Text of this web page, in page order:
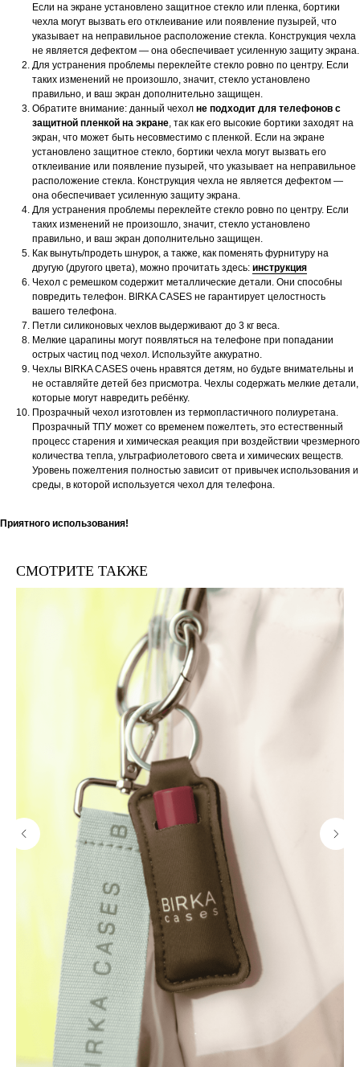
Если на экране установлено защитное стекло или пленка, бортики
чехла могут вызвать его отклеивание или появление пузырей, что
указывает на неправильное расположение стекла. Конструкция чехла
не является дефектом — она обеспечивает усиленную защиту экрана.
Для устранения проблемы переклейте стекло ровно по центру. Если
таких изменений не произошло, значит, стекло установлено
правильно, и ваш экран дополнительно защищен.
Обратите внимание: данный чехол не подходит для телефонов с
защитной пленкой на экране, так как его высокие бортики заходят на
экран, что может быть несовместимо с пленкой. Если на экране
установлено защитное стекло, бортики чехла могут вызвать его
отклеивание или появление пузырей, что указывает на неправильное
расположение стекла. Конструкция чехла не является дефектом —
она обеспечивает усиленную защиту экрана.
Для устранения проблемы переклейте стекло ровно по центру. Если
таких изменений не произошло, значит, стекло установлено
правильно, и ваш экран дополнительно защищен.
Как вынуть/продеть шнурок, а также, как поменять фурнитуру на
другую (другого цвета), можно прочитать здесь: инструкция
Чехол с ремешком содержит металлические детали. Они способны
повредить телефон. BIRKA CASES не гарантирует целостность
вашего телефона.
Петли силиконовых чехлов выдерживают до 3 кг веса.
Мелкие царапины могут появляться на телефоне при попадании
острых частиц под чехол. Используйте аккуратно.
Чехлы BIRKA CASES очень нравятся детям, но будьте внимательны и
не оставляйте детей без присмотра. Чехлы содержать мелкие детали,
которые могут навредить ребёнку.
Прозрачный чехол изготовлен из термопластичного полиуретана.
Прозрачный ТПУ может со временем пожелтеть, это естественный
процесс старения и химическая реакция при воздействии чрезмерного
количества тепла, ультрафиолетового света и химических веществ.
Уровень пожелтения полностью зависит от привычек использования и
среды, в которой используется чехол для телефона.
Приятного использования!
СМОТРИТЕ ТАКЖЕ